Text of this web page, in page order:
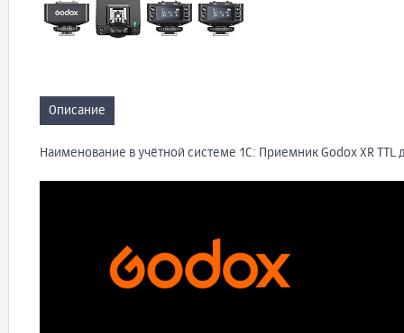
Описание
Наименование в учётной системе 1С: Приемник Godox XR TTL